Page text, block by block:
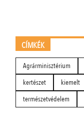
CÍMKÉK
Agrárminisztérium
kertészet
kiemelt
természetvédelem